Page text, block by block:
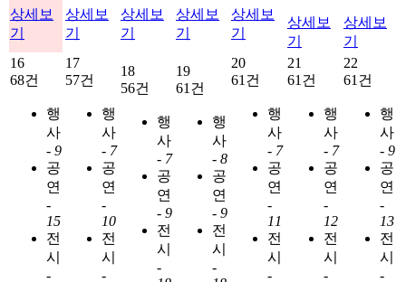
상세보
기
상세보
기
상세보
기
상세보
기
상세보
기
상세보
기
상세보
기
16
68건
행
사
- 9
공
연
-
15
전
시
-
17
57건
행
사
- 7
공
연
-
10
전
시
-
18
56건
행
사
- 7
공
연
- 9
전
시
-
19
61건
행
사
- 8
공
연
- 9
전
시
-
20
61건
행
사
- 7
공
연
-
11
전
시
-
21
61건
행
사
- 7
공
연
-
12
전
시
-
22
61건
행
사
- 9
공
연
-
13
전
시
-